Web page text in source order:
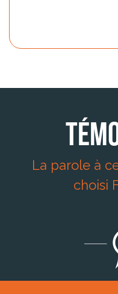
La parole à
choisi